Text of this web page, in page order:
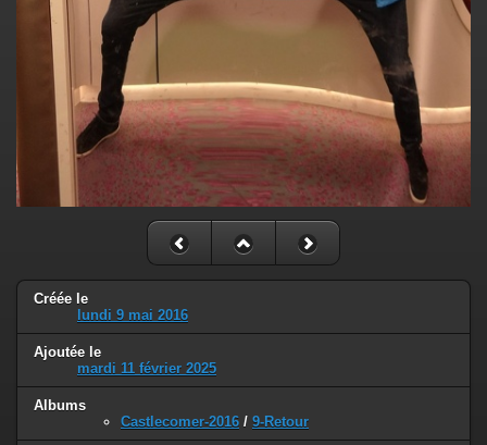
Créée le
lundi 9 mai 2016
Ajoutée le
mardi 11 février 2025
Albums
Castlecomer-2016 / 9-Retour